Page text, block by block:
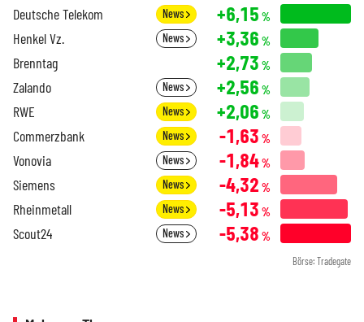
Deutsche Telekom News +6,15 %
Henkel Vz. News +3,36 %
Brenntag +2,73 %
Zalando News +2,56 %
RWE News +2,06 %
Commerzbank News -1,63 %
Vonovia News -1,84%
Siemens News -4,32 %
Rheinmetall News -5,13 %
Scout24 News -5,38 %
Börse: Tradegate